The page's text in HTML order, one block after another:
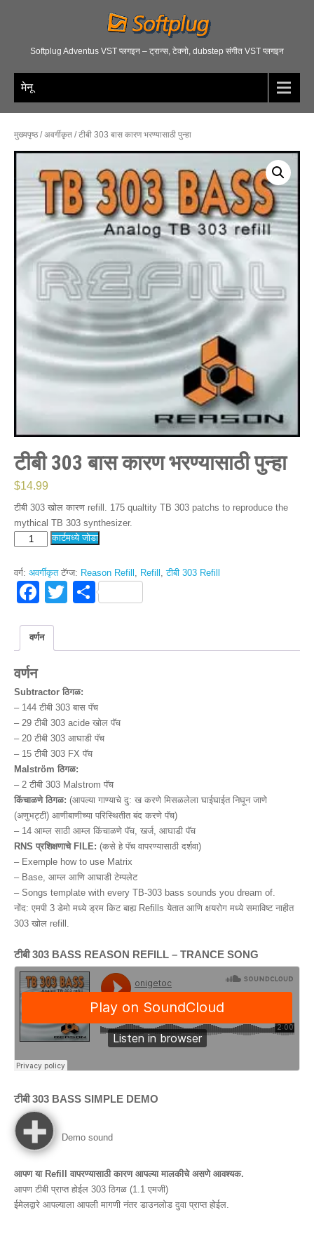
Softplug Adventus VST प्लगइन – ट्रान्स, टेक्नो, dubstep संगीत VST प्लगइन
मेनू
मुख्यपृष्ठ/अवर्गीकृत / टीबी 303 बास कारण भरण्यासाठी पुन्हा
टीबी 303 बास कारण भरण्यासाठी पुन्हा
$14.99
टीबी 303 खोल कारण refill. 175 qualtity TB 303 patchs to reproduce the
mythical TB 303 synthesizer.
बास
कारण
भरण्यासाठी
कार्टमध्ये जोडा
वर्ग: अवर्गीकृत टॅग्ज: Reason Refill Refill ,टीबी 303 Refill
F
c
o
o
k
T
er
S
e
वर्णन
वर्णन
Subtractor ठिगळ:
–144 टीबी 303 बास पॅच
–29 टीबी 303 acide खोल पॅच
–20 टीबी 303 आघाडी पॅच
–15 टीबी 303 FX पॅच
Malström ठिगळ:
–2 टीबी 303 Malstrom पॅच
किंचाळणे ठिगळ: (आपल्या गाण्याचे दु: ख करणे मिसळलेला घाईघाईत निघून जाणे
(अणुभट्टी) आणीबाणीच्या परिस्थितीत बंद करणे पॅच)
–14 आम्ल साठी आम्ल किंचाळणे पॅच, खर्ज, आघाडी पॅच
RNS प्रशिक्षणाचे FILE: (कसे हे पॅच वापरण्यासाठी दर्शवा)
– Exemple how to use Matrix
– Base , आम्ल आणि आघाडी टेम्पलेट
– Songs template with every TB-303 bass sounds you dream of
नोंद: एमपी 3 डेमो मध्ये ड्रम किट बाह्य Refills येतात आणि क्षयरोग मध्ये समाविष्ट नाहीत
303 खोल refill.
टीबी 303 BASS REASON REFILL – TRANCE SONG
टीबी 303 BASS SIMPLE DEMO
Demo sound
आपण या Refill वापरण्यासाठी कारण आपल्या मालकीचे असणे आवश्यक.
आपण टीबी प्राप्त होईल 303 ठिगळ (1.1 एमजी)
ईमेलद्वारे आपल्याला आपली मागणी नंतर डाउनलोड दुवा प्राप्त होईल.